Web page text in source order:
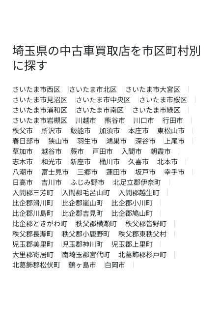
埼玉県の中古車買取店を市区町村別
に探す
さいたま市西区 さいたま市北区
さいたま市大宮区
さいたま市見沼区
さいたま市中央区
さいたま市桜区
さいたま市浦和区
さいたま市南区
さいたま市緑区
さいたま市岩槻区
川越市 熊谷市 川口市
行田市
秩父市
所沢市 飯能市 加須市 本庄市
東松山市
春日部市
狭山市 羽生市 鴻巣市 深谷市
上尾市
草加市
越谷市 蕨市 戸田市 入間市
朝霞市
志木市
和光市 新座市 桶川市 久喜市
北本市
八潮市
富士見市 三郷市 蓮田市 坂戸市
幸手市
日高市
吉川市 ふじみ野市
北足立郡伊奈町
入間郡三芳町
入間郡毛呂山町
入間郡越生町
比企郡滑川町
比企郡嵐山町
比企郡小川町
比企郡川島町
比企郡吉見町
比企郡鳩山町
比企郡ときがわ町
秩父郡横瀬町
秩父郡皆野町
秩父郡長瀞町
秩父郡小鹿野町
秩父郡東秩父村
児玉郡美里町
児玉郡神川町
児玉郡上里町
大里郡寄居町
南埼玉郡宮代町
北葛飾郡杉戸町
北葛飾郡松伏町
鶴ヶ島市 白岡市